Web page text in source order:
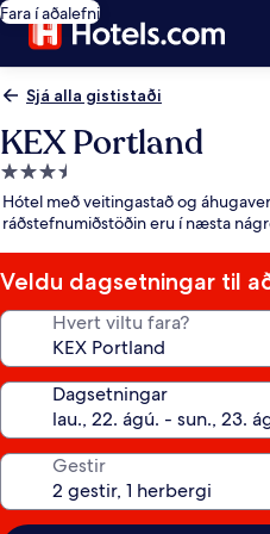
Fara í aðalefni
Sjá alla gististaði
KEX Portland
3.5
stjörnu
gististaður
Hótel með veitingastað og
ráðstefnumiðstöðin eru í næsta
Veldu dagsetningar til
Hvert viltu fara?
Dagsetningar
Gestir